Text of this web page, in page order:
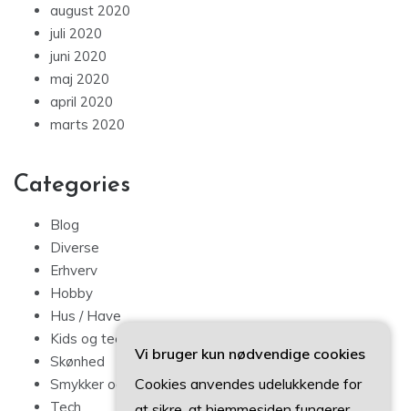
august 2020
juli 2020
juni 2020
maj 2020
april 2020
marts 2020
Categories
Blog
Diverse
Erhverv
Hobby
Hus / Have
Kids og teens
Skønhed
Smykker og mode
Tech
Vi bruger kun nødvendige cookies
Cookies anvendes udelukkende for